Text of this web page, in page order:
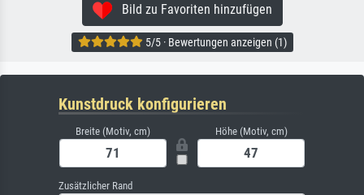
Bild zu Favoriten hinzufügen
5/5 · Bewertungen anzeigen (1)
Kunstdruck konfigurieren
Breite (Motiv, cm) Höhe (Motiv, cm)
Zusätzlicher Rand